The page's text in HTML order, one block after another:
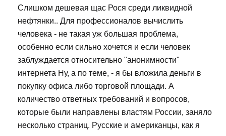
Слишком дешевая щас Рося среди ликвидной
нефтянки.. Для профессионалов вычислить
человека - не такая уж большая проблема,
особенно если сильно хочется и если человек
заблуждается относительно "анонимности"
интернета Ну, а по теме, - я бы вложила деньги в
покупку офиса либо торговой площади. А
количество ответных требований и вопросов,
которые были направлены властям России, заняло
несколько страниц. Русские и американцы, как я